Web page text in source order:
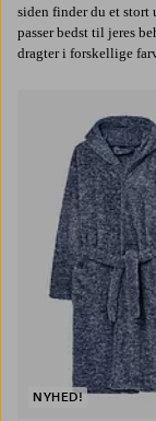
siden finder du et
passer bedst til jeres
dragter i forskellige
NYHED!
146/152158/164